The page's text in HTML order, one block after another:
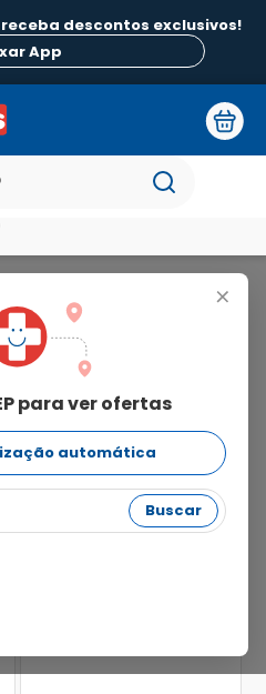
descontos exclusivos!
App
+
para ver ofertas
automática
Buscar
angino-